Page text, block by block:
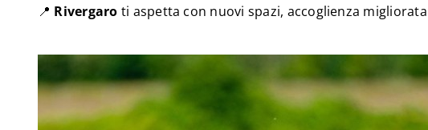
📍 Rivergaro ti aspetta con nuovi spazi, accoglienza